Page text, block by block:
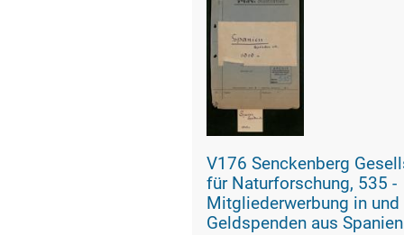
V176 Senckenberg
für Naturforschung, 535 -
Mitgliederwerbung in und
Geldspenden aus Spanien